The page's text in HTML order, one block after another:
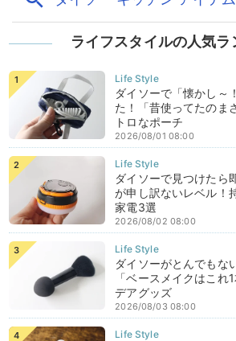
ライフスタイルの人気ラ
ダイソーで「懐かし～
た！「昔使ってたのま
トロなポーチ
2026/08/01 08:00
ダイソーで見つけたら
が申し訳ないレベル！
家電3選
2026/08/02 08:00
ダイソーがとんでもな
「ベースメイクはこれ
デアグッズ
2026/08/03 08:00